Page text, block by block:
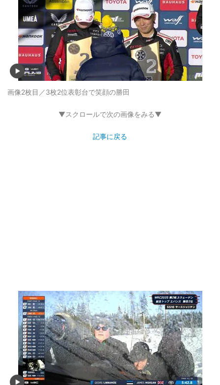
画像2枚目／3枚2位表彰台で笑顔の勝田
▼スクロールで次の画像をみる▼
記事に戻る